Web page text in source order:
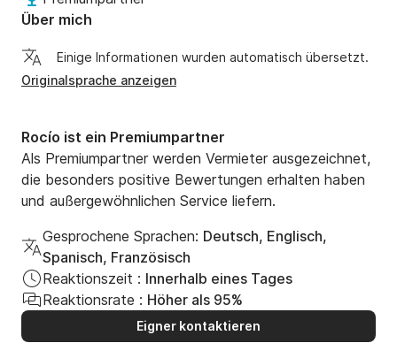
Über mich
Einige Informationen wurden automatisch übersetzt.
Originalsprache anzeigen
Rocío ist ein Premiumpartner
Als Premiumpartner werden Vermieter ausgezeichnet,
die besonders positive Bewertungen erhalten haben
und außergewöhnlichen Service liefern.
Gesprochene Sprachen: Deutsch, Englisch,
Spanisch, Französisch
Reaktionszeit : Innerhalb eines Tages
Reaktionsrate : Höher als 95%
Eigner kontaktieren